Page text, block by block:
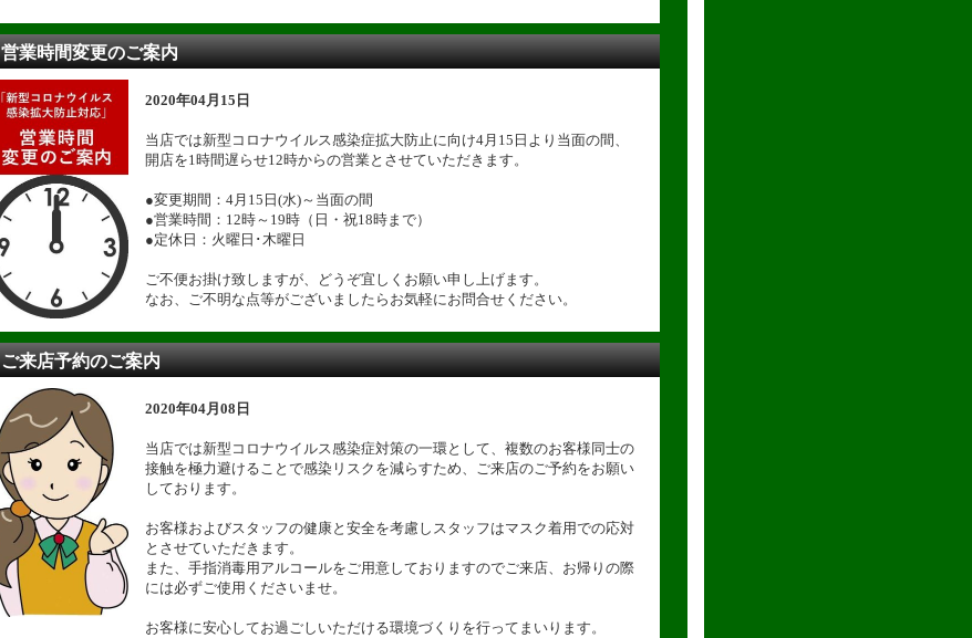
営業時間変更のご案内
2020年04月15日
当店では新型コロナウイルス感染症拡大防止に向け4月15日より当面の間、
開店を1時間遅らせ12時からの営業とさせていただきます。
●変更期間：4月15日(水)～当面の間
●営業時間：12時～19時（日・祝18時まで）
●定休日：火曜日･木曜日
ご不便お掛け致しますが、どうぞ宜しくお願い申し上げます。
なお、ご不明な点等がございましたらお気軽にお問合せください。
ご来店予約のご案内
2020年04月08日
当店では新型コロナウイルス感染症対策の一環として、複数のお客様同士の
接触を極力避けることで感染リスクを減らすため、ご来店のご予約をお願い
しております。
お客様およびスタッフの健康と安全を考慮しスタッフはマスク着用での応対
とさせていただきます。
また、手指消毒用アルコールをご用意しておりますのでご来店、お帰りの際
には必ずご使用くださいませ。
お客様に安心してお過ごしいただける環境づくりを行ってまいります。